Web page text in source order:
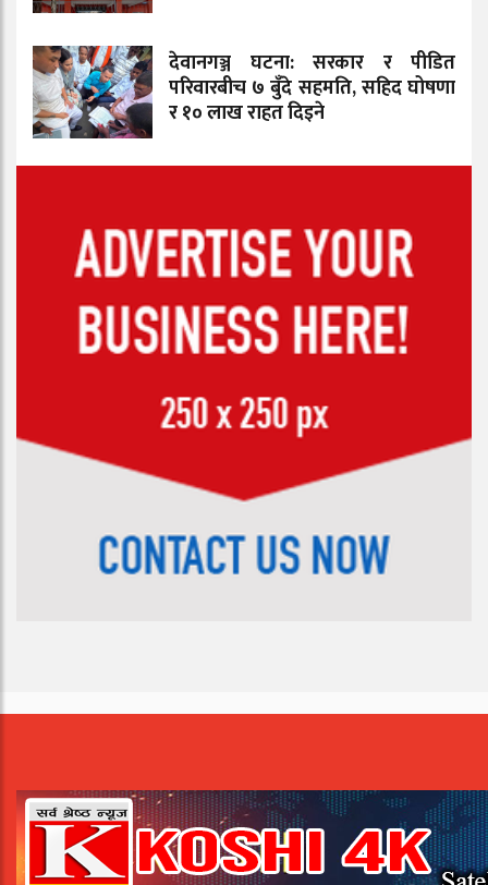
देवानगञ्ज घटना: सरकार र पीडित
परिवारबीच ७ बुँदे सहमति, सहिद घोषणा
र १० लाख राहत दिइने